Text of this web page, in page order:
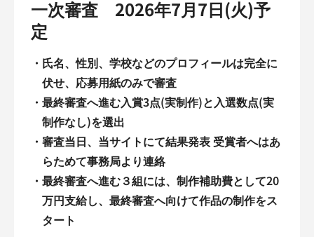
一次審査 2026年7月7日(火)予
定
・ 氏名、性別、学校などのプロフィールは完全に
伏せ、応募用紙のみで審査
・最終審査へ進む入賞3点(実制作)と入選数点(実
制作なし)を選出
・審査当日、当サイトにて結果発表 受賞者へはあ
らためて事務局より連絡
・最終審査へ進む３組には、制作補助費として20
万円支給し、最終審査へ向けて作品の制作をス
タート